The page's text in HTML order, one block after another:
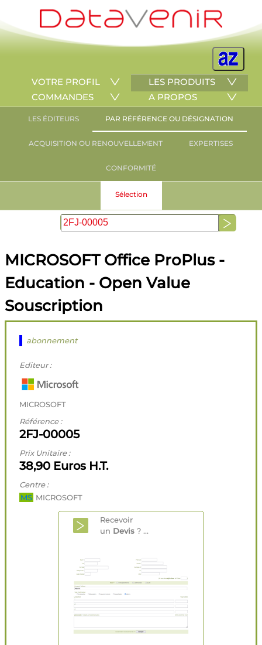
VOTRE PROFIL
LES PRODUITS
COMMANDES
A PROPOS
LES ÉDITEURS PAR RÉFÉRENCE OU DÉSIGNATION
ACQUISITION OU RENOUVELLEMENT EXPERTISES
CONFORMITÉ
Sélection
MICROSOFT Office ProPlus -
Education - Open Value
Souscription
abonnement
Editeur :
MICROSOFT
Référence :
2FJ-00005
Prix Unitaire :
38,90 Euros H.T.
Centre :
MS MICROSOFT
Recevoir
un Devis ? ...